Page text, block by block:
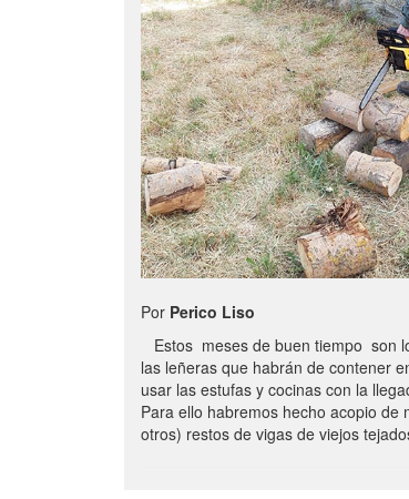
Por Perico Liso
Estos meses de buen tiempo son
las leñeras que habrán de contener
usar las estufas y cocinas con la
Para ello habremos hecho acopio de
otros) restos de vigas de viejos